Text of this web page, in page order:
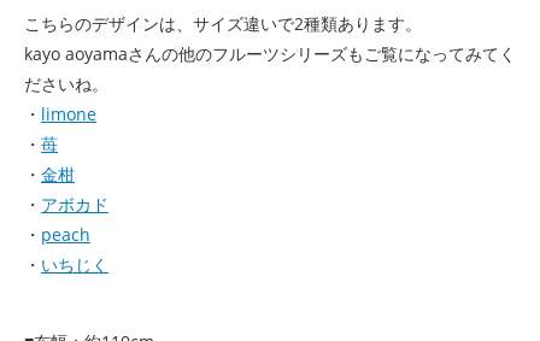
こちらのデザインは、サイズ違いで2種類あります。
kayo aoyamaさんの他のフルーツシリーズもご覧になってみてく
ださいね。
・ limone
・ 苺
・ 金柑
・ アボカド
・ peach
・ いちじく